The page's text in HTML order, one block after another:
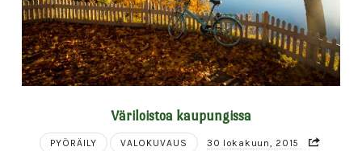
Väriloistoa kaupungissa
PYÖRÄILY VALOKUVAUS
30 lokakuun, 2015